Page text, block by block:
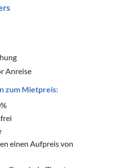
Anreise
zum Mietpreis:
einen Aufpreis von